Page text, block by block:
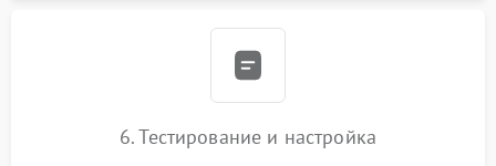
6. Тестирование и настройка